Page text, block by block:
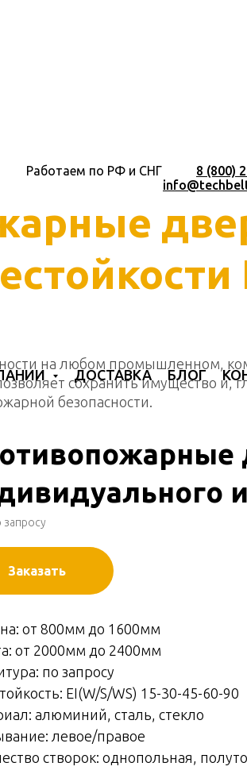
Работаем по РФ и СНГ
8 (800)
ДОСТАВКА БЛОГ
на любом промышленном,
сохранить имущество и,
безопасности.
запросу
Заказать
от 800мм до 1600мм
от 2000мм до 2400мм
по запросу
EI(W/S/WS) 15-30-45-60-90
алюминий, сталь, стекло
левое/правое
створок: однопольная,